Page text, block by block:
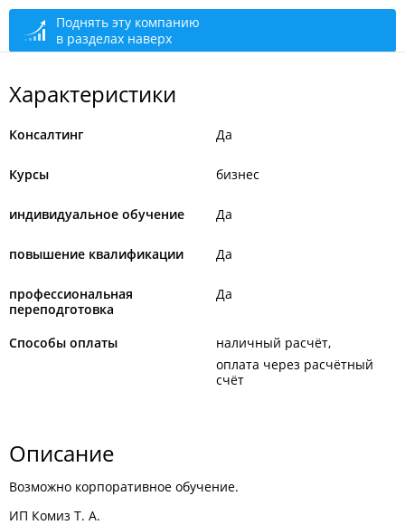
открыто: 09:00–17:00
Поднять эту компанию
в разделах наверх
Характеристики
Консалтинг Да
Курсы бизнес
индивидуальное обучение Да
повышение квалификации Да
профессиональная
переподготовка
Да
Способы оплаты
наличный расчёт
оплата через расчётный
счёт
Описание
Возможно корпоративное обучение.
ИП Комиз Т. А.